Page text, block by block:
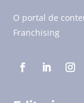
O portal de
Franchising